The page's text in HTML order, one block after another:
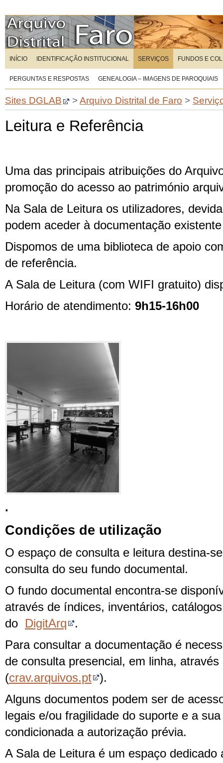
INÍCIO IDENTIFICAÇÃO INSTITUCIONAL SERVIÇOS FUNDOS E
PERGUNTAS E RESPOSTAS GENEALOGIA – IMAGENS DE PAROQUIAIS
Sites DGLAB >Arquivo Distrital de Faro >
Leitura e Referência
Uma das principais atribuições do
promoção do acesso ao património
Na Sala de Leitura os utilizadores,
podem aceder à documentação
Dispomos de uma biblioteca de apoio
de referência.
A Sala de Leitura (com WIFI gratuito)
Horário de atendimento: 9h15-16h00
.
Condições de utilização
O espaço de consulta e leitura destina-
consulta do seu fundo documental.
O fundo documental encontra-se
através de índices, inventários,
do DigitArq
.
Para consultar a documentação é
de consulta presencial, em linha,
(crav.arquivos.pt
).
Alguns documentos podem ser de
legais e/ou fragilidade do suporte e a
condicionada a autorização prévia.
A Sala de Leitura é um espaço dedicado